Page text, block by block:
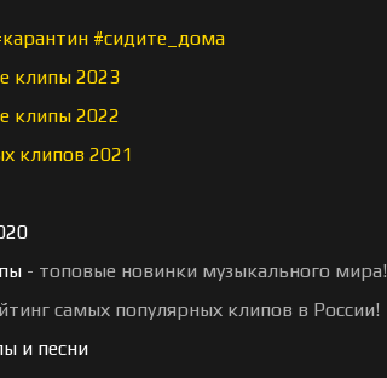
#сидите_дома
клипы 2023
клипы 2022
клипов 2021
- топовые новинки музыкального мира!
самых популярных клипов в России!
и песни